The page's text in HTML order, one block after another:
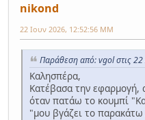
nikond
22 Ιουν 2026, 12:52:56 ΜΜ
Παράθεση από: vgol στις
Καλησπέρα,
Κατέβασα την εφαρμογή,
όταν πατάω το κουμπί
"μου βγάζει το παρακάτω